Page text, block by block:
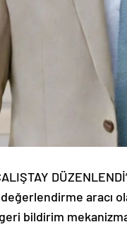
aracı
bildirim